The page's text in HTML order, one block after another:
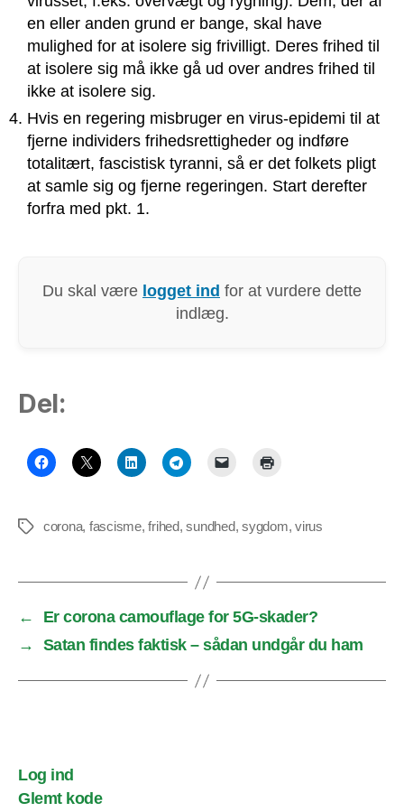
en eller anden grund er bange, skal have
mulighed for at isolere sig frivilligt. Deres frihed til
at isolere sig må ikke gå ud over andres frihed til
ikke at isolere sig.
Hvis en regering misbruger en virus-epidemi til at
fjerne individers frihedsrettigheder og indføre
totalitært, fascistisk tyranni, så er det folkets pligt
at samle sig og fjerne regeringen. Start derefter
forfra med pkt. 1.
Du skal være logget ind for at vurdere dette
indlæg.
Del:
Tagscorona, fascisme,frihed,sundhed,sygdom,virus
←
Er corona camouflage for 5G-skader?
→
Satan findes faktisk – sådan undgår du ham
Log ind
Glemt kode